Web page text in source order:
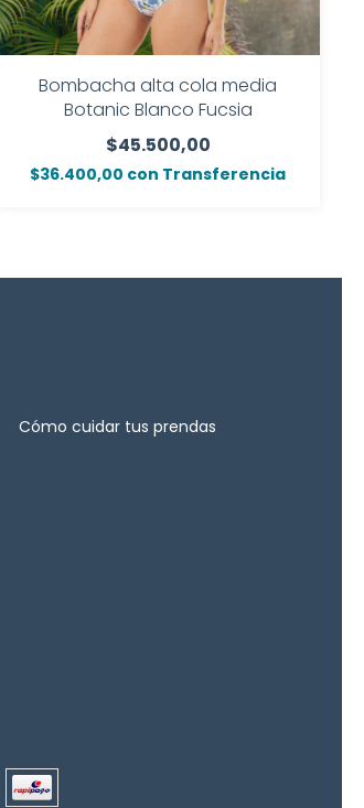
Bombacha alta cola media
Botanic Blanco Fucsia
$45.500,00
$36.400,00 con Transferencia
Cómo cuidar tus prendas